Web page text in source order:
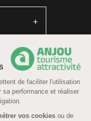
de faciliter l'utilisation
sa performance et réaliser
vos cookies ou de
du site
-Cookies
conforme